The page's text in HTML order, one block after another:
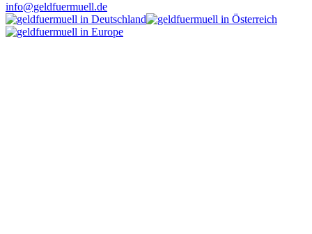
info@geldfuermuell.de